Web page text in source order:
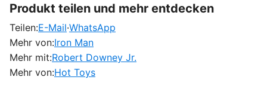
Produkt teilen und mehr entdecken
Teilen:E-Mail·WhatsApp
Mehr von:Iron Man
Mehr mit:Robert Downey Jr.
Mehr von:Hot Toys